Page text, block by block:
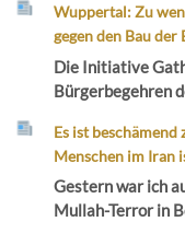
Wuppertal: Zu
gegen den Bau
Die Initiative
Bürgerbegehren
Es ist
Menschen im Iran
Gestern war ich
Mullah-Terror in